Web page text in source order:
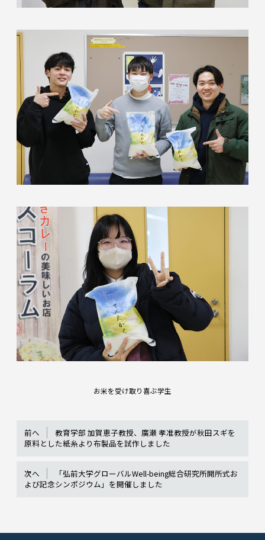
お米を受け取り喜ぶ学生
前へ
教育学部 加賀恵子教授、廣瀬 孝准教授が秋田スギを
原料とした紙糸より布製品を試作しました
次へ
「弘前大学グローバルWell-being総合研究所開所式お
よび記念シンポジウム」を開催しました